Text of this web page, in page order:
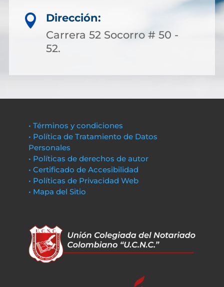

Dirección:
Carrera 52 Socorro # 50 -
52.
• Términos y condiciones
• Política de Tratamiento de Datos
Personales
• Políticas de derechos de autor
• Certificado de Accesibilidad
• Políticas de Privacidad Web
• Mapa del Sitio